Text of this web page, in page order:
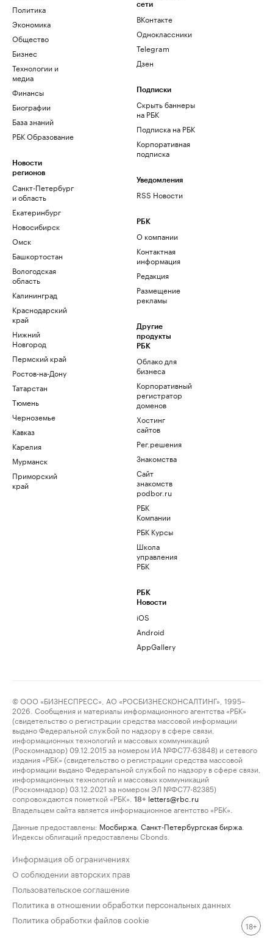
Политика
Экономика
Общество
Бизнес
Технологии и
медиа
Финансы
Биографии
База знаний
РБК Образование
Новости
регионов
Санкт-Петербург
и область
Екатеринбург
Новосибирск
Омск
Башкортостан
Вологодская
область
Калининград
Краснодарский
край
Нижний
Новгород
Пермский край
Ростов-на-Дону
Татарстан
Тюмень
Черноземье
Кавказ
Карелия
Мурманск
Приморский
край
сети
ВКонтакте
Одноклассники
Telegram
Дзен
Подписки
Скрыть баннеры
на РБК
Подписка на РБК
Корпоративная
подписка
Уведомления
RSS Новости
РБК
О компании
Контактная
информация
Редакция
Размещение
рекламы
Другие
продукты
РБК
Облако для
бизнеса
Корпоративный
регистратор
доменов
Хостинг
сайтов
Рег.решения
Знакомства
Сайт
знакомств
podbor.ru
РБК
Компании
РБК Курсы
Школа
управления
РБК
РБК
Новости
iOS
Android
AppGallery
© ООО «БИЗНЕСПРЕСС», АО «РОСБИЗНЕСКОНСАЛТИНГ», 1995–
2026. Сообщения и материалы информационного агентства «РБК»
(свидетельство о регистрации средства массовой информации
выдано Федеральной службой по надзору в сфере связи,
информационных технологий и массовых коммуникаций
(Роскомнадзор) 09.12.2015 за номером ИА №ФС77-63848) и сетевого
издания «РБК» (свидетельство о регистрации средства массовой
информации выдано Федеральной службой по надзору в сфере связи,
информационных технологий и массовых коммуникаций
(Роскомнадзор) 03.12.2021 за номером ЭЛ №ФС77-82385)
сопровождаются пометкой «РБК».
18+ letters@rbc.ru
Владельцем сайта является информационное агентство «РБК».
Данные предоставлены: Мосбиржа Санкт-Петербургская биржа
Индексы облигаций предоставлены Cbonds.
Информация об ограничениях
О соблюдении авторских прав
Пользовательское соглашение
Политика в отношении обработки персональных данных
Политика обработки файлов cookie
18+